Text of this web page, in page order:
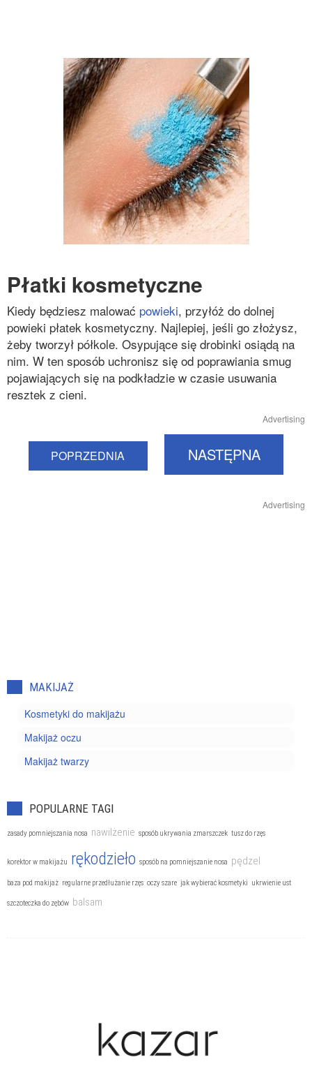
Płatki kosmetyczne
Kiedy będziesz malować powieki, przyłóż do dolnej
powieki płatek kosmetyczny. Najlepiej, jeśli go złożysz,
żeby tworzył półkole. Osypujące się drobinki osiądą na
nim. W ten sposób uchronisz się od poprawiania smug
pojawiających się na podkładzie w czasie usuwania
resztek z cieni.
Advertising
POPRZEDNIA NASTĘPNA
Advertising
MAKIJAŻ
Kosmetyki do makijażu
Makijaż oczu
Makijaż twarzy
POPULARNE TAGI
zasady pomniejszania nosa nawilżenie sposób ukrywania zmarszczek tusz do rzęs
korektor w makijażu rękodzieło sposób na pomniejszanie nosa pędzel
baza pod makijaż regularne przedłużanie rzęs oczy szare jak wybierać kosmetyki ukrwienie ust
szczoteczka do zębów balsam